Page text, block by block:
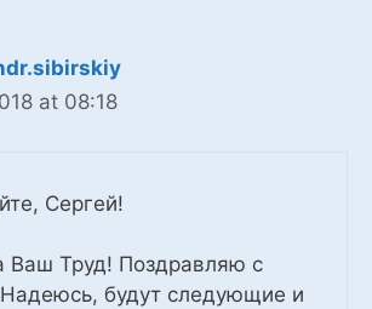
at 08:18
Сергей!
Ваш Труд! Поздравляю с
будут следующие и